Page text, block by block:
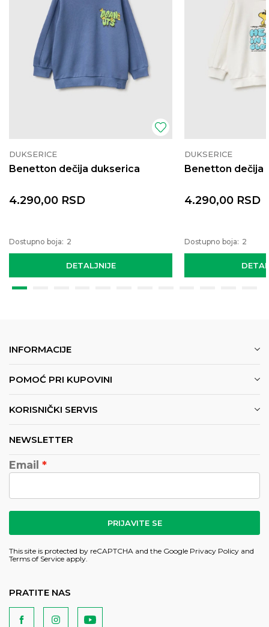
DUKSERICE
Benetton dečija dukserica
DETALJNIJE
4.290,00 RSD
Dostupno boja: 2
DUKSERICE
Benetton dečija
4.290,00 RSD
Dostupno boja: 2
INFORMACIJE
POMOĆ PRI KUPOVINI
KORISNIČKI SERVIS
NEWSLETTER
Email
PRIJAVITE SE
This site is protected by reCAPTCHA and the Google Privacy Policy and
Terms of Service apply.
PRATITE NAS